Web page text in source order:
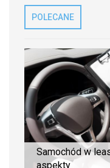
POLECANE
Samochód w
aspekty